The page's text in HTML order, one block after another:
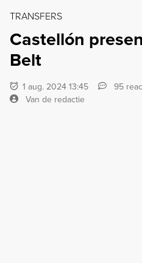
TRANSFERS
Castellón
Belt
1 aug. 2024 13:45
95
Van de redactie